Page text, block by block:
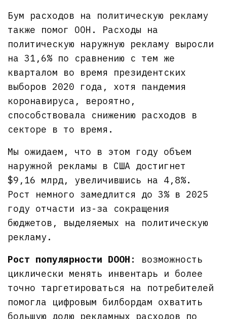
Бум расходов на политическую рекламу
также помог OOH. Расходы на
политическую наружную рекламу выросли
на 31,6% по сравнению с тем же
кварталом во время президентских
выборов 2020 года, хотя пандемия
коронавируса, вероятно,
способствовала снижению расходов в
секторе в то время.
Мы ожидаем, что в этом году объем
наружной рекламы в США достигнет
$9,16 млрд, увеличившись на 4,8%.
Рост немного замедлится до 3% в 2025
году отчасти из-за сокращения
бюджетов, выделяемых на политическую
рекламу.
Рост популярности DOOH : возможность
циклически менять инвентарь и более
точно таргетироваться на потребителей
помогла цифровым билбордам охватить
большую долю рекламных расходов по